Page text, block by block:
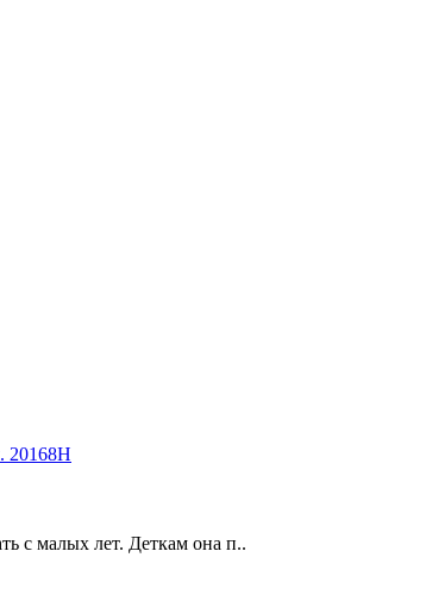
20168H
с малых лет. Деткам она п..